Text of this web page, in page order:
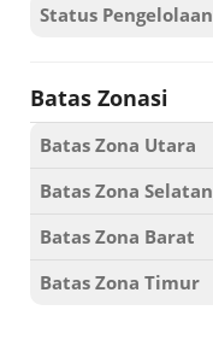
Status Pengelolaan
Batas Zonasi
Batas Zona Utara
Batas Zona Selatan
Batas Zona Barat
Batas Zona Timur